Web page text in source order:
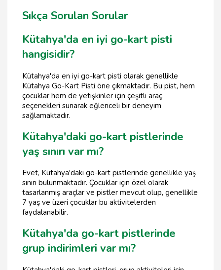
Sıkça Sorulan Sorular
Kütahya'da en iyi go-kart pisti
hangisidir?
Kütahya'da en iyi go-kart pisti olarak genellikle
Kütahya Go-Kart Pisti öne çıkmaktadır. Bu pist, hem
çocuklar hem de yetişkinler için çeşitli araç
seçenekleri sunarak eğlenceli bir deneyim
sağlamaktadır.
Kütahya'daki go-kart pistlerinde
yaş sınırı var mı?
Evet, Kütahya'daki go-kart pistlerinde genellikle yaş
sınırı bulunmaktadır. Çocuklar için özel olarak
tasarlanmış araçlar ve pistler mevcut olup, genellikle
7 yaş ve üzeri çocuklar bu aktivitelerden
faydalanabilir.
Kütahya'da go-kart pistlerinde
grup indirimleri var mı?